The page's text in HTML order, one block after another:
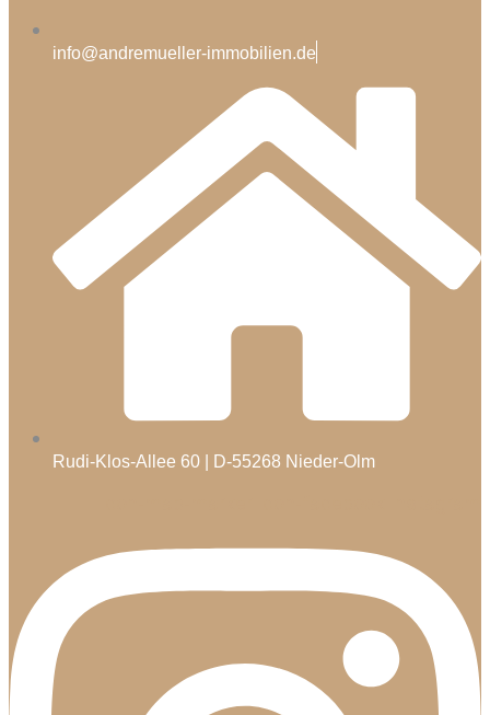
info@andremueller-immobilien.de
Rudi-Klos-Allee 60 | D-55268 Nieder-Olm